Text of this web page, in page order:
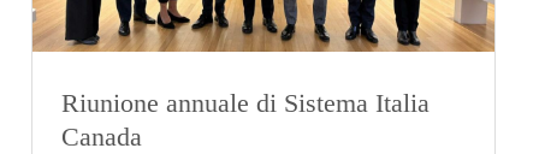
Riunione annuale di Sistema Italia
Canada